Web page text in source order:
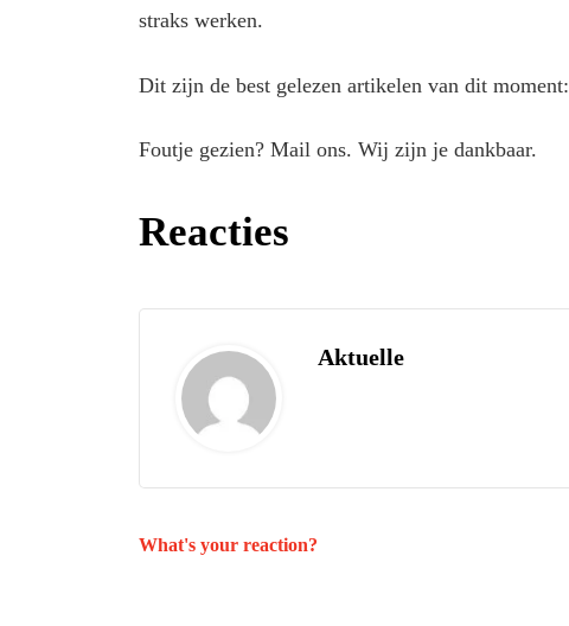
straks werken.
Dit zijn de best gelezen artikelen van dit moment:
Foutje gezien? Mail ons. Wij zijn je dankbaar.
Reacties
Aktuelle
What's your reaction?